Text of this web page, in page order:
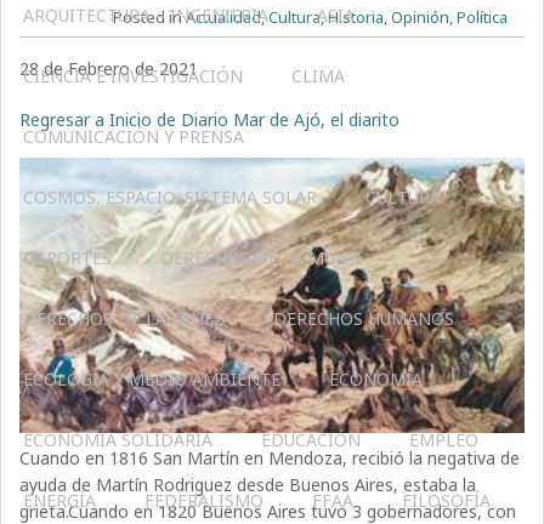
ARQUITECTURA – INGENIERIA ASIA
CIENCIA E INVESTIGACIÓN CLIMA
COMUNICACIÓN Y PRENSA
COSMOS, ESPACIO, SISTEMA SOLAR CULTURA
DEPORTES DERECHOS DE LA MUJER
DERECHOS DE LA NIÑEZ DERECHOS HUMANOS
ECOLOGÍA Y MEDIO AMBIENTE ECONOMÍA
ECONOMÍA SOLIDARIA EDUCACIÓN EMPLEO
ENERGÍA FEDERALISMO FFAA FILOSOFÍA
Posted inActualidad,Cultura,Historia,Opinión,Política
28 de Febrero de 2021
Regresar a Inicio de Diario Mar de Ajó, el diarito
Cuando en 1816 San Martín en Mendoza, recibió la negativa de
ayuda de Martín Rodriguez desde Buenos Aires, estaba la
grieta.Cuando en 1820 Buenos Aires tuvo 3 gobernadores, con